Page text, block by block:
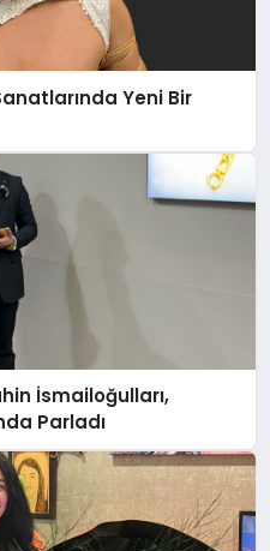
Yeni Bir
İsmailoğulları,
Parladı ￼